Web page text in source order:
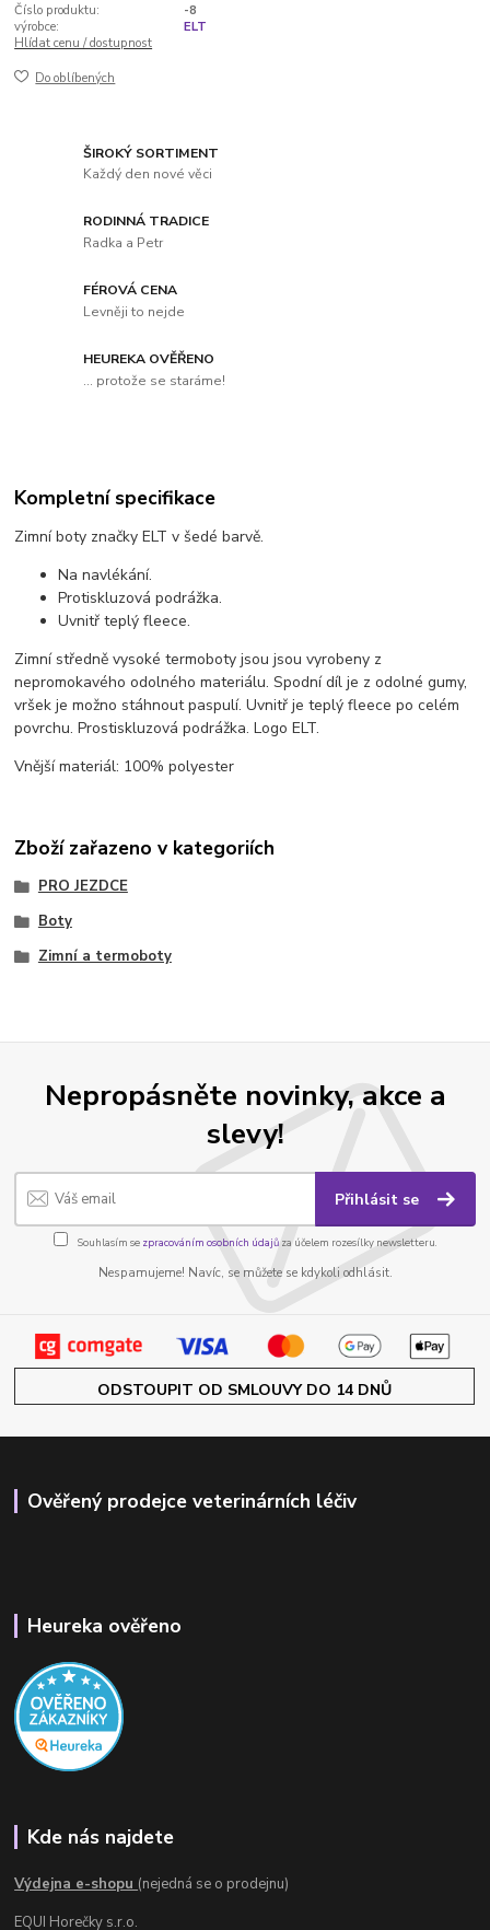
Číslo produktu:
-8
výrobce:
ELT
Hlídat cenu / dostupnost
Do oblíbených
ŠIROKÝ SORTIMENT
Každý den nové věci
RODINNÁ TRADICE
Radka a Petr
FÉROVÁ CENA
Levněji to nejde
HEUREKA OVĚŘENO
... protože se staráme!
Kompletní specifikace
Zimní boty značky ELT v šedé barvě.
Na navlékání.
Protiskluzová podrážka.
Uvnitř teplý fleece.
Zimní středně vysoké termoboty jsou jsou vyrobeny z
nepromokavého odolného materiálu. Spodní díl je z odolné gumy,
vršek je možno stáhnout paspulí. Uvnitř je teplý fleece po celém
povrchu. Prostiskluzová podrážka. Logo ELT.
Vnější materiál: 100% polyester
Zboží zařazeno v kategoriích
PRO JEZDCE
Boty
Zimní a termoboty
Nepropásněte novinky, akce a
slevy!
Přihlásit se
Souhlasím se zpracováním osobních údajůza účelem rozesílky newsletteru.
Nespamujeme! Navíc, se můžete se kdykoli odhlásit.
ODSTOUPIT OD SMLOUVY DO 14 DNŮ
Ověřený prodejce veterinárních léčiv
Heureka ověřeno
Kde nás najdete
Výdejna e-shopu (nejedná se o prodejnu)
EQUI Horečky s.r.o.